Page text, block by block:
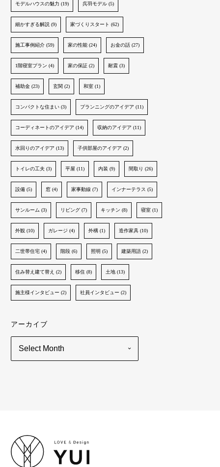
モデルハウスの魅力 (19) 呉羽モデル (5)
細かすぎる解説 (9) 家づくりスタート (62)
施工事例紹介 (59) 家の性能 (24) お金の話 (27)
1階寝室プラン (4) 家の保証 (2) 耐震 (3)
補助金 (23) 玄関 (2) 和室 (1)
コンパクトな住まい (3) プランニングのアイデア (11)
コーディネートのアイデア (14) 収納のアイデア (11)
水回りのアイデア (13) 子供部屋のアイデア (2)
トイレの工夫 (3) 平屋 (11) 内装 (9) 間取り (26)
設備 (5) 窓 (4) 家事動線 (7) インナーテラス (5)
サンルーム (3) リビング (7) キッチン (8) 寝室 (1)
外観 (10) ガレージ (4) 外構 (1) 造作家具 (10)
二世帯住宅 (4) 階段 (6) 照明 (5) 建築用語 (2)
住み替え建て替え (2) 移住 (8) 土地 (13)
施主様インタビュー (2) 社員インタビュー (2)
アーカイブ